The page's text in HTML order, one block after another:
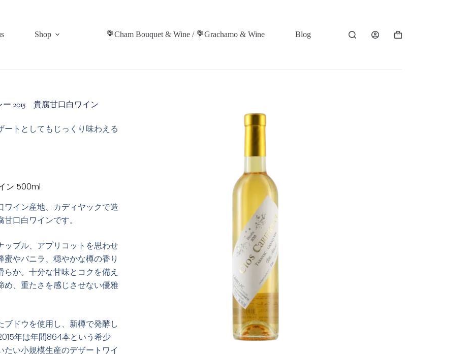
Shop 💐Cham Bouquet & Wine / 💐Grachamo & Wine Blog
ー 2015 貴腐甘口白ワイン
トとしてもじっくり味わえる
ン 500ml
イン産地、カディヤックで造
口白ワインです。
プル、アプリコットを思わせ
やバニラ、穏やかな樽の香り
か。十分な甘味とコクを備え
め、重たさを感じさせない優雅
ドウを使用し、新樽で発酵し
年は年間864本という希少
い小規模生産のデザートワイ